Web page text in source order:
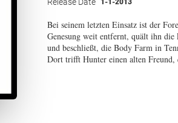
1-1-2013
Bei seinem letzten Einsatz ist der
Genesung weit entfernt, quält ihn die
und beschließt, die Body Farm in
Dort trifft Hunter einen alten Freund,